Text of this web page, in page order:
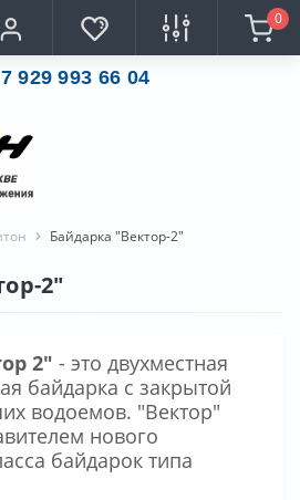
0
929 993 66 04
Байдарка "Вектор-2"
2"
2" - это двухместная
байдарка с закрытой
водоемов. "Вектор"
нового
байдарок типа